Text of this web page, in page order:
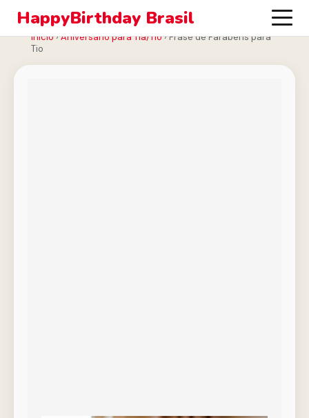
HappyBirthday Brasil
Início›Aniversário para Tia/Tio›Frase de Parabéns para
Tio